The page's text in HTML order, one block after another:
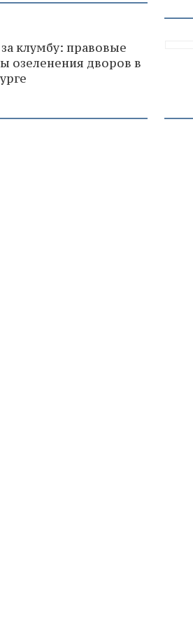
клумбу: правовые
озеленения дворов в